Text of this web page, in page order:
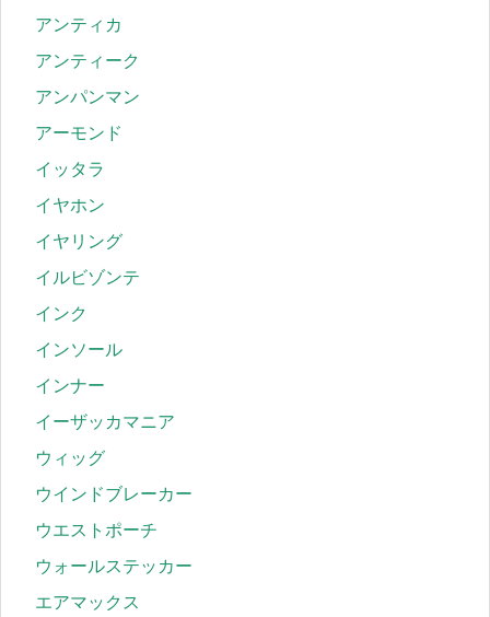
アンティカ
アンティーク
アンパンマン
アーモンド
イッタラ
イヤホン
イヤリング
イルビゾンテ
インク
インソール
インナー
イーザッカマニア
ウィッグ
ウインドブレーカー
ウエストポーチ
ウォールステッカー
エアマックス